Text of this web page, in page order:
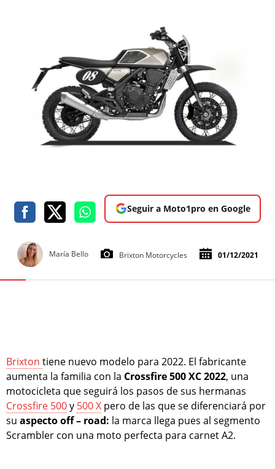
Seguir a Moto1pro en Google
María Bello Brixton Motorcycles 01/12/2021
Brixton tiene nuevo modelo para 2022. El fabricante
aumenta la familia con la Crossfire 500 XC 2022, una
motocicleta que seguirá los pasos de sus hermanas
Crossfire 500y 500 X pero de las que se diferenciará por
su aspecto off – road: la marca llega pues al segmento
Scrambler con una moto perfecta para carnet A2.